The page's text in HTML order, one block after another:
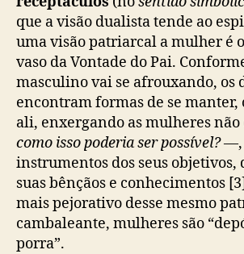
que a visão dualista tende ao
uma visão patriarcal a mulher é
vaso da Vontade do Pai.
masculino vai se afrouxando, os
encontram formas de se manter,
ali, enxergando as mulheres
como isso poderia ser possível?—,
instrumentos dos seus objetivos,
suas bênçãos e conhecimentos
mais pejorativo desse mesmo
cambaleante, mulheres são
porra”.